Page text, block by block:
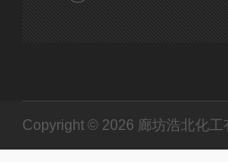
Copyright © 2026 廊坊浩北化工